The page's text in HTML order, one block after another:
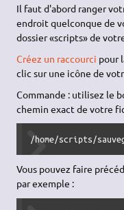
Il faut d'abord ranger
endroit quelconque de
dossier «scripts» de
Créez un raccourci pour
clic sur une icône de
Commande : utilisez le
chemin exact de votre
/home/scripts/
Vous pouvez faire
par exemple :